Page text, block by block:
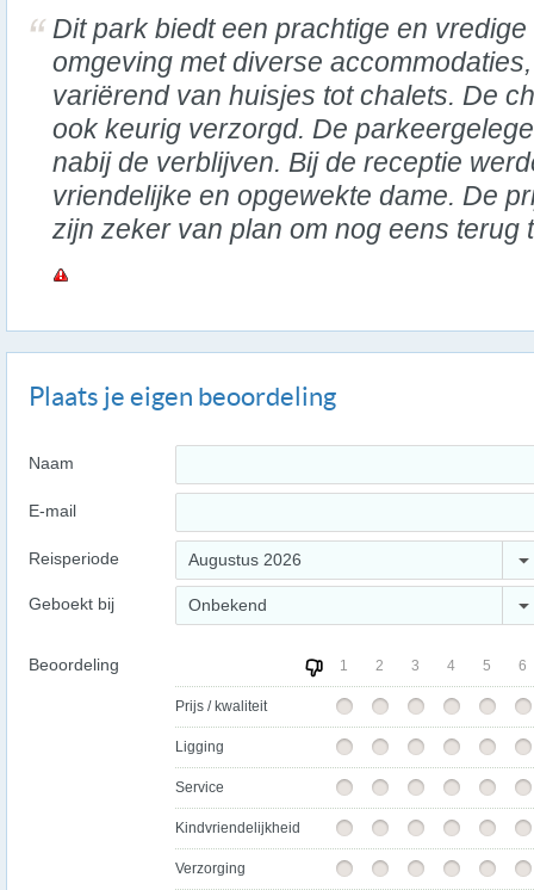
Dit park biedt een prachtige en vredige
omgeving met diverse accommodaties,
variërend van huisjes tot chalets. De
ook keurig verzorgd. De
nabij de verblijven. Bij de receptie
vriendelijke en opgewekte dame. De
zijn zeker van plan om nog eens terug
Plaats je eigen beoordeling
Naam
E-mail
Reisperiode Augustus 2026
Geboekt bij Onbekend
Beoordeling 1 2 3 4 5 6
Prijs / kwaliteit
Ligging
Service
Kindvriendelijkheid
Verzorging